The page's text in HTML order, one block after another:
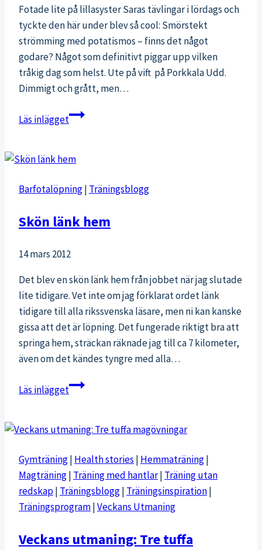
Fotade lite på lillasyster Saras tävlingar i lördags och
tyckte den här under blev så cool: Smörstekt
strömming med potatismos – finns det något
godare? Något som definitivt piggar upp vilken
tråkig dag som helst. Ute på vift på Porkkala Udd.
Dimmigt och grått, men…
Läs inläggetBilder
Barfotalöpning| Träningsblogg
Skön länk hem
14 mars 2012
Det blev en skön länk hem från jobbet när jag slutade
lite tidigare. Vet inte om jag förklarat ordet länk
tidigare till alla rikssvenska läsare, men ni kan kanske
gissa att det är löpning. Det fungerade riktigt bra att
springa hem, sträckan räknade jag till ca 7 kilometer,
även om det kändes tyngre med alla…
Läs inläggetSkön
Gymträning| Health stories | Hemmaträning|
Magträning| Träning med hantlar| Träning utan
redskap| Träningsblogg| Träningsinspiration|
Träningsprogram|Veckans Utmaning
Veckans utmaning: Tre tuffa